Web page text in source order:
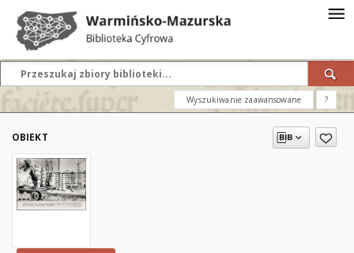
Wyszukiwanie zaawansowane ?
OBIEKT